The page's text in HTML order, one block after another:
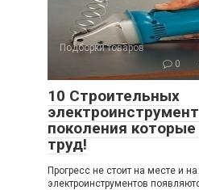
Подборки товаров
0
10 Строительных
поколения
труд!
Прогресс не стоит на месте и
электроинструментов